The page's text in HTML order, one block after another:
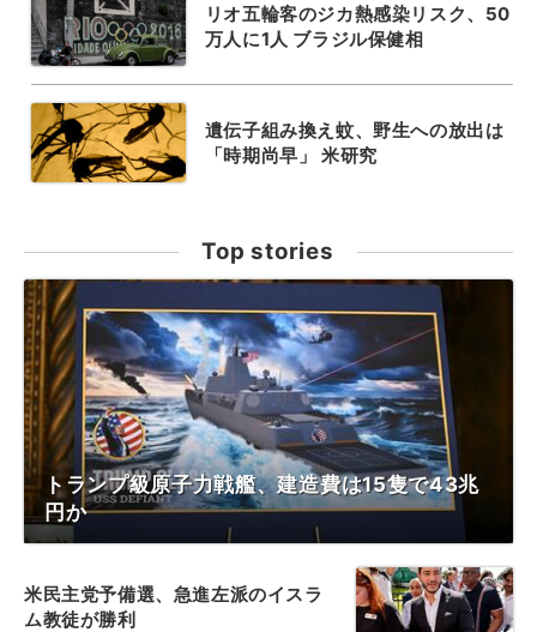
リオ五輪客のジカ熱感染リスク、50
万人に1人 ブラジル保健相
遺伝子組み換え蚊、野生への放出は
「時期尚早」 米研究
Top stories
トランプ級原子力戦艦、建造費は15隻で43兆
円か
米民主党予備選、急進左派のイスラ
ム教徒が勝利